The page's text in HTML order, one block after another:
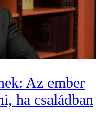
Az ember
ha családban